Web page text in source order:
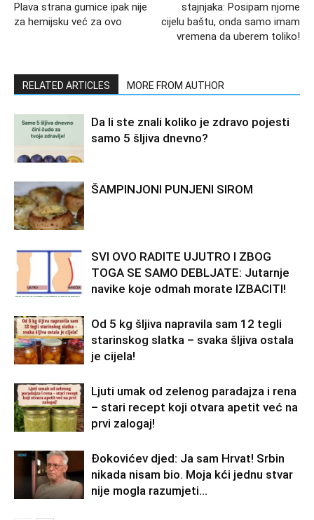
Plava strana gumice ipak nije
za hemijsku već za ovo
stajnjaka: Posipam njome
cijelu baštu, onda samo imam
vremena da uberem toliko!
RELATED ARTICLES MORE FROM AUTHOR
Da li ste znali koliko je zdravo pojesti
samo 5 šljiva dnevno?
ŠAMPINJONI PUNJENI SIROM
SVI OVO RADITE UJUTRO I ZBOG
TOGA SE SAMO DEBLJATE: Jutarnje
navike koje odmah morate IZBACITI!
Od 5 kg šljiva napravila sam 12 tegli
starinskog slatka – svaka šljiva ostala
je cijela!
Ljuti umak od zelenog paradajza i rena
– stari recept koji otvara apetit već na
prvi zalogaj!
Đokovićev djed: Ja sam Hrvat! Srbin
nikada nisam bio. Moja kći jednu stvar
nije mogla razumjeti…